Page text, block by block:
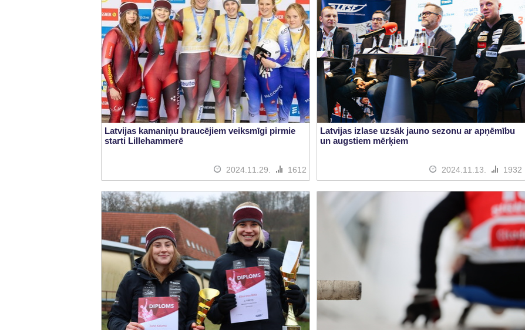
Latvijas kamaniņu braucējiem veiksmīgi pirmie
starti Lillehammerē
2024.11.29. 1612
Latvijas izlase uzsāk jauno sezonu ar apņēmību
un augstiem mērķiem
2024.11.13. 1932